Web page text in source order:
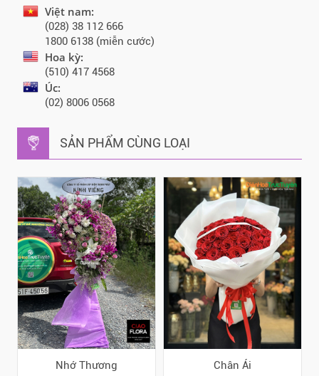
Việt nam:
(028) 38 112 666
1800 6138 (miễn cước)
Hoa kỳ:
(510) 417 4568
Úc:
(02) 8006 0568
SẢN PHẨM CÙNG LOẠI
Nhớ Thương
Chân Ái